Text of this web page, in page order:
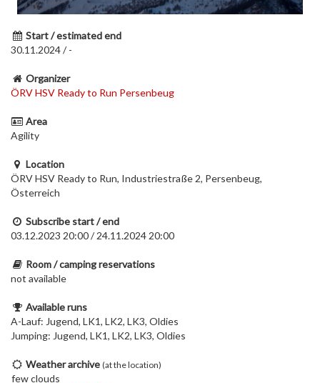
Start / estimated end
30.11.2024 / -
Organizer
ÖRV HSV Ready to Run Persenbeug
Area
Agility
Location
ÖRV HSV Ready to Run, Industriestraße 2, Persenbeug,
Österreich
Subscribe start / end
03.12.2023 20:00 / 24.11.2024 20:00
Room / camping reservations
not available
Available runs
A-Lauf: Jugend, LK1, LK2, LK3, Oldies
Jumping: Jugend, LK1, LK2, LK3, Oldies
Weather archive (at the location)
few clouds